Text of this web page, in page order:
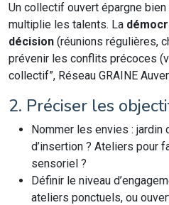
Un collectif ouvert épargne
multiplie les talents. La
décision (réunions régulières,
prévenir les conflits précoces
collectif”, Réseau GRAINE
2. Préciser les
Nommer les envies : jardin
d’insertion ? Ateliers pour
sensoriel ?
Définir le niveau
ateliers ponctuels, ou